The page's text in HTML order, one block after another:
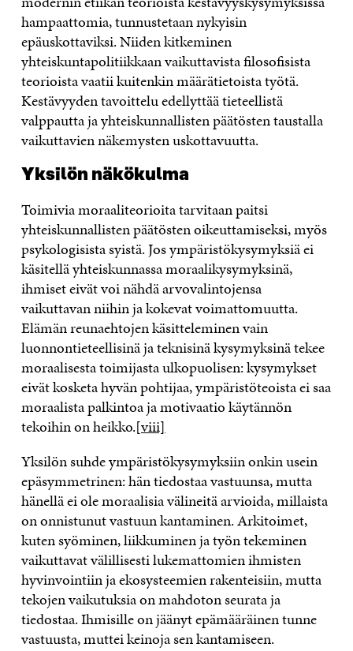
hampaattomia, tunnustetaan nykyisin
epäuskottaviksi. Niiden kitkeminen
yhteiskuntapolitiikkaan vaikuttavista filosofisista
teorioista vaatii kuitenkin määrätietoista työtä.
Kestävyyden tavoittelu edellyttää tieteellistä
valppautta ja yhteiskunnallisten päätösten taustalla
vaikuttavien näkemysten uskottavuutta.
Yksilön näkökulma
Toimivia moraaliteorioita tarvitaan paitsi
yhteiskunnallisten päätösten oikeuttamiseksi, myös
psykologisista syistä. Jos ympäristökysymyksiä ei
käsitellä yhteiskunnassa moraalikysymyksinä,
ihmiset eivät voi nähdä arvovalintojensa
vaikuttavan niihin ja kokevat voimattomuutta.
Elämän reunaehtojen käsitteleminen vain
luonnontieteellisinä ja teknisinä kysymyksinä tekee
moraalisesta toimijasta ulkopuolisen: kysymykset
eivät kosketa hyvän pohtijaa, ympäristöteoista ei saa
moraalista palkintoa ja motivaatio käytännön
tekoihin on heikko.[viii]
Yksilön suhde ympäristökysymyksiin onkin usein
epäsymmetrinen: hän tiedostaa vastuunsa, mutta
hänellä ei ole moraalisia välineitä arvioida, millaista
on onnistunut vastuun kantaminen. Arkitoimet,
kuten syöminen, liikkuminen ja työn tekeminen
vaikuttavat välillisesti lukemattomien ihmisten
hyvinvointiin ja ekosysteemien rakenteisiin, mutta
tekojen vaikutuksia on mahdoton seurata ja
tiedostaa. Ihmisille on jäänyt epämääräinen tunne
vastuusta, muttei keinoja sen kantamiseen.